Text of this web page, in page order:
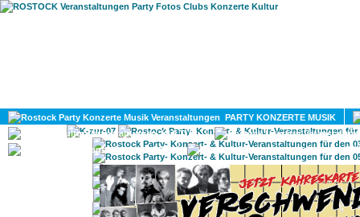
PARTY KONZERTE MUSIK
KULTUR
GAY